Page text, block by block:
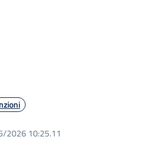
2026 10:25.11